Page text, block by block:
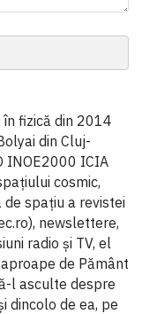
fizică din 2014
din Cluj-
INOE2000 ICIA
cosmic,
spațiu a revistei
newslettere,
radio și TV, el
de Pământ
l asculte despre
dincolo de ea, pe